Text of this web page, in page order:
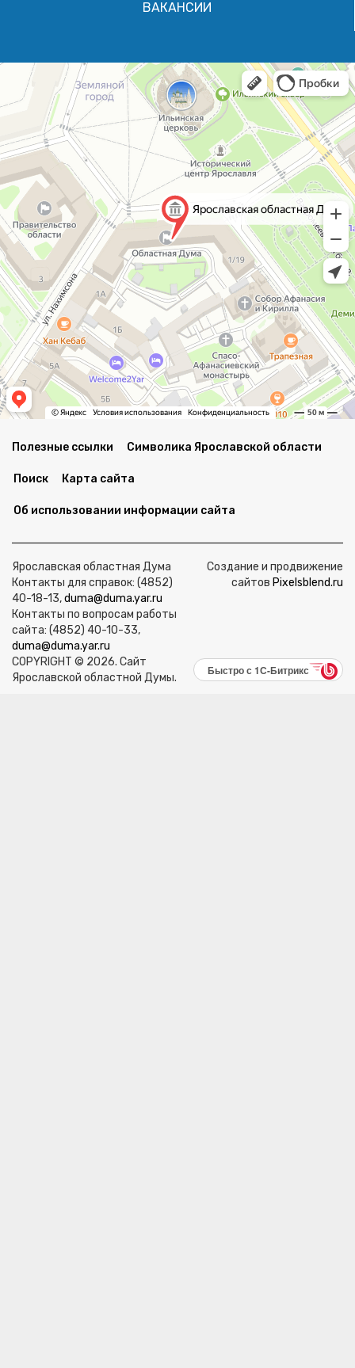
ВАКАНСИИ
Полезные ссылки Символика Ярославской области
Поиск Карта сайта
Об использовании информации сайта
Ярославская областная Дума
Контакты для справок: (4852)
40-18-13,duma@duma.yar.ru
Контакты по вопросам работы
сайта: (4852) 40-10-33,
duma@duma.yar.ru
COPYRIGHT © 2026. Сайт
Ярославской областной Думы.
Создание и продвижение
сайтов Pixelsblend.ru
Быстро с 1С-Битрикс